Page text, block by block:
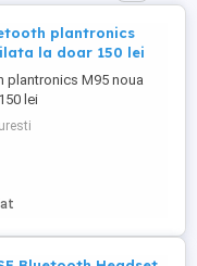
plantronics
la doar 150 lei
plantronics M95 noua
lei